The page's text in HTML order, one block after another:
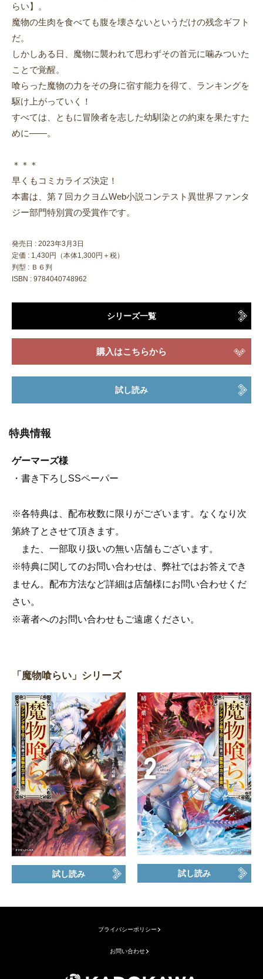
らい】。
魔物の生肉を食べても腹を壊さないというだけの残念ギフト
だ。
しかしある日、魔物に襲われて思わずその首元に噛みついた
ことで覚醒。
喰らった魔物の力をその身に宿す能力を得て、ランキングを
駆け上がっていく！
すべては、ともに冒険者を志した幼馴染との約束を果たすた
めに――。
＊＊＊
早くもコミカライズ決定！
本書は、第７回カクヨムWeb小説コンテスト異世界ファンタ
ジー部門特別賞の受賞作です。
発売日 : 2023年3月3日
定価 : 1,430円（本体1,300円＋税）
判型 : Ｂ６判
ISBN : 9784040748962
シリーズ一覧
購入はこちらから
試し読み
特典情報
ゲーマーズ様
・書き下ろしSSペーパー
※各特典は、配布枚数に限りがございます。なくなり次
第終了とさせて頂きます。
また、一部取り扱いの無い店舗もございます。
※特典に関してのお問い合わせは、弊社ではお答えでき
ません。配布方法など詳細は店舗様にお問い合わせくだ
さい。
※著者へのお問い合わせもご遠慮ください。
「魔物喰らい」シリーズ
試し読み 試し読み
プライバシーポリシー
お問い合わせ